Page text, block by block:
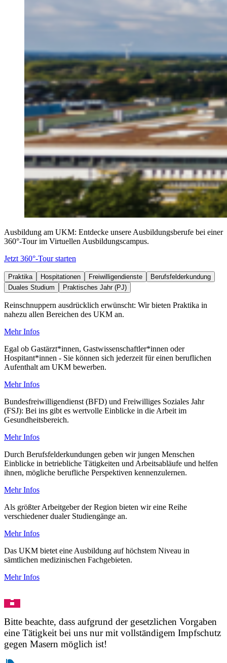
Ausbildung am UKM: Entdecke unsere Ausbildungsberufe bei einer
360°-Tour im Virtuellen Ausbildungscampus.
Jetzt 360°-Tour starten
Praktika Hospitationen Freiwilligendienste
Berufsfelderkundung
Duales Studium
Praktisches Jahr (PJ)
Reinschnuppern ausdrücklich erwünscht: Wir bieten Praktika in
nahezu allen Bereichen des UKM an.
Mehr Infos
Egal ob Gastärzt*innen, Gastwissenschaftler*innen oder
Hospitant*innen - Sie können sich jederzeit für einen beruflichen
Aufenthalt am UKM bewerben.
Mehr Infos
Bundesfreiwilligendienst (BFD) und Freiwilliges Soziales Jahr
(FSJ): Bei ins gibt es wertvolle Einblicke in die Arbeit im
Gesundheitsbereich.
Mehr Infos
Durch Berufsfelderkundungen geben wir jungen Menschen
Einblicke in betriebliche Tätigkeiten und Arbeitsabläufe und helfen
ihnen, mögliche berufliche Perspektiven kennenzulernen.
Mehr Infos
Als größter Arbeitgeber der Region bieten wir eine Reihe
verschiedener dualer Studiengänge an.
Mehr Infos
Das UKM bietet eine Ausbildung auf höchstem Niveau in
sämtlichen medizinischen Fachgebieten.
Mehr Infos
Bitte beachte, dass aufgrund der gesetzlichen Vorgaben
eine Tätigkeit bei uns nur mit vollständigem Impfschutz
gegen Masern möglich ist!